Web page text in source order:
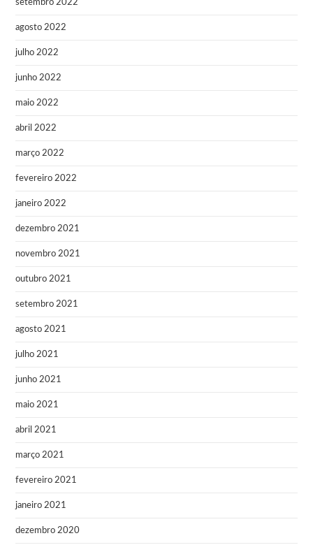
setembro 2022
agosto 2022
julho 2022
junho 2022
maio 2022
abril 2022
março 2022
fevereiro 2022
janeiro 2022
dezembro 2021
novembro 2021
outubro 2021
setembro 2021
agosto 2021
julho 2021
junho 2021
maio 2021
abril 2021
março 2021
fevereiro 2021
janeiro 2021
dezembro 2020